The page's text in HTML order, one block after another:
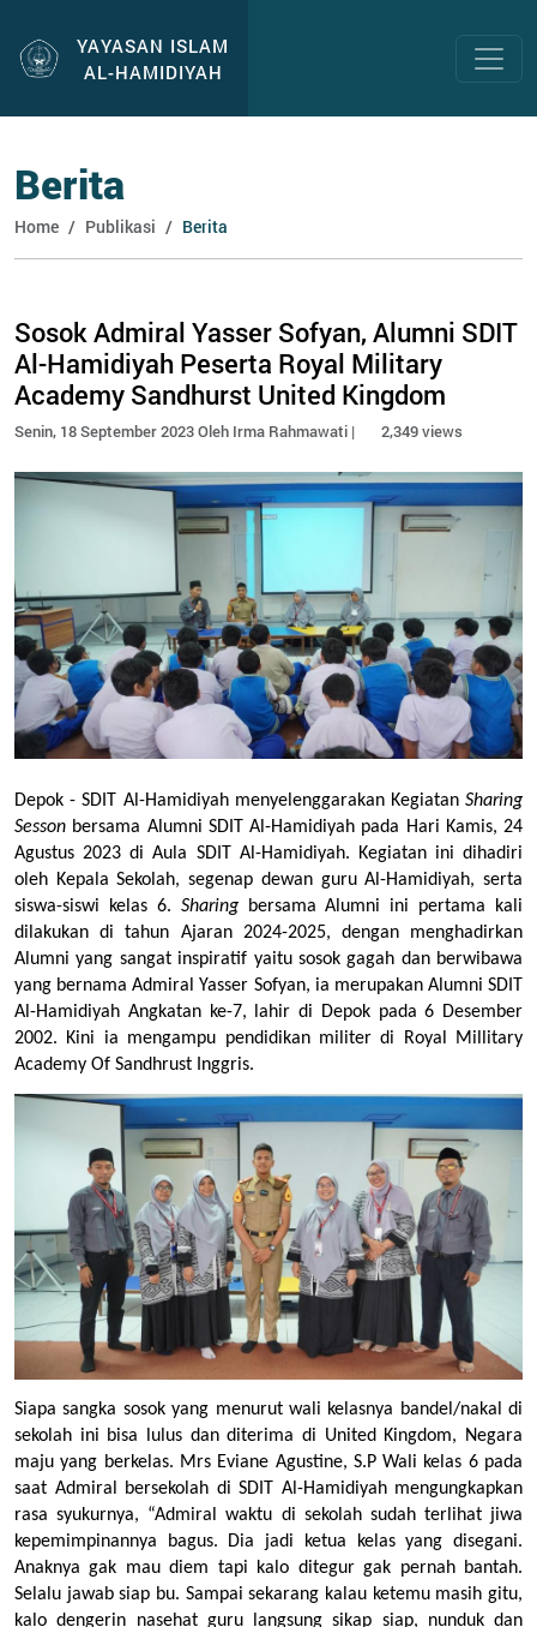
YAYASAN ISLAM
AL-HAMIDIYAH
Berita
Home Publikasi Berita
Sosok Admiral Yasser Sofyan, Alumni SDIT
Al-Hamidiyah Peserta Royal Military
Academy Sandhurst United Kingdom
Senin, 18 September 2023 Oleh Irma Rahmawati | 2,349 views
Depok - SDIT Al-Hamidiyah menyelenggarakan Kegiatan Sharing
Sesson bersama Alumni SDIT Al-Hamidiyah pada Hari Kamis, 24
Agustus 2023 di Aula SDIT Al-Hamidiyah. Kegiatan ini dihadiri
oleh Kepala Sekolah, segenap dewan guru Al-Hamidiyah, serta
siswa-siswi kelas 6. Sharing bersama Alumni ini pertama kali
dilakukan di tahun Ajaran 2024-2025, dengan menghadirkan
Alumni yang sangat inspiratif yaitu sosok gagah dan berwibawa
yang bernama Admiral Yasser Sofyan, ia merupakan Alumni SDIT
Al-Hamidiyah Angkatan ke-7, lahir di Depok pada 6 Desember
2002. Kini ia mengampu pendidikan militer di Royal Millitary
Academy Of Sandhrust Inggris.
Siapa sangka sosok yang menurut wali kelasnya bandel/nakal di
sekolah ini bisa lulus dan diterima di United Kingdom, Negara
maju yang berkelas. Mrs Eviane Agustine, S.P Wali kelas 6 pada
saat Admiral bersekolah di SDIT Al-Hamidiyah mengungkapkan
rasa syukurnya, “Admiral waktu di sekolah sudah terlihat jiwa
kepemimpinannya bagus. Dia jadi ketua kelas yang disegani.
Anaknya gak mau diem tapi kalo ditegur gak pernah bantah.
Selalu jawab siap bu. Sampai sekarang kalau ketemu masih gitu,
kalo dengerin nasehat guru langsung sikap siap, nunduk dan